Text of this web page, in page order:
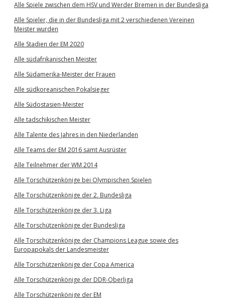
Alle Spiele zwischen dem HSV und Werder Bremen in der Bundesliga
Alle Spieler, die in der Bundesliga mit 2 verschiedenen Vereinen
Meister wurden
Alle Stadien der EM 2020
Alle südafrikanischen Meister
Alle Südamerika-Meister der Frauen
Alle südkoreanischen Pokalsieger
Alle Südostasien-Meister
Alle tadschikischen Meister
Alle Talente des Jahres in den Niederlanden
Alle Teams der EM 2016 samt Ausrüster
Alle Teilnehmer der WM 2014
Alle Torschützenkönige bei Olympischen Spielen
Alle Torschützenkönige der 2. Bundesliga
Alle Torschützenkönige der 3. Liga
Alle Torschützenkönige der Bundesliga
Alle Torschützenkönige der Champions League sowie des
Europapokals der Landesmeister
Alle Torschützenkönige der Copa America
Alle Torschützenkönige der DDR-Oberliga
Alle Torschützenkönige der EM